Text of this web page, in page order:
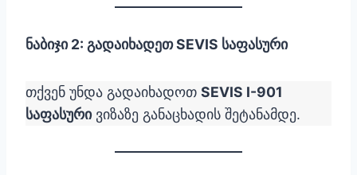
ნაბიჯი 2: გადაიხადეთ SEVIS საფასური
თქვენ უნდა გადაიხადოთ SEVIS I-901
საფასურივიზაზე განაცხადის შეტანამდე.